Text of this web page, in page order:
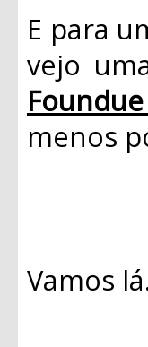
E para
vejo
menos
Vamos